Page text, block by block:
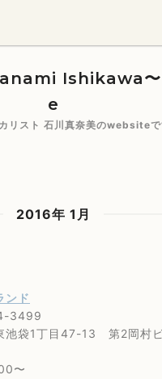
Ishikawa
e
リスト 石川真奈美のwebsiteで
2016年 1月
ンド
1丁目47-13 第2岡村ビ
〜